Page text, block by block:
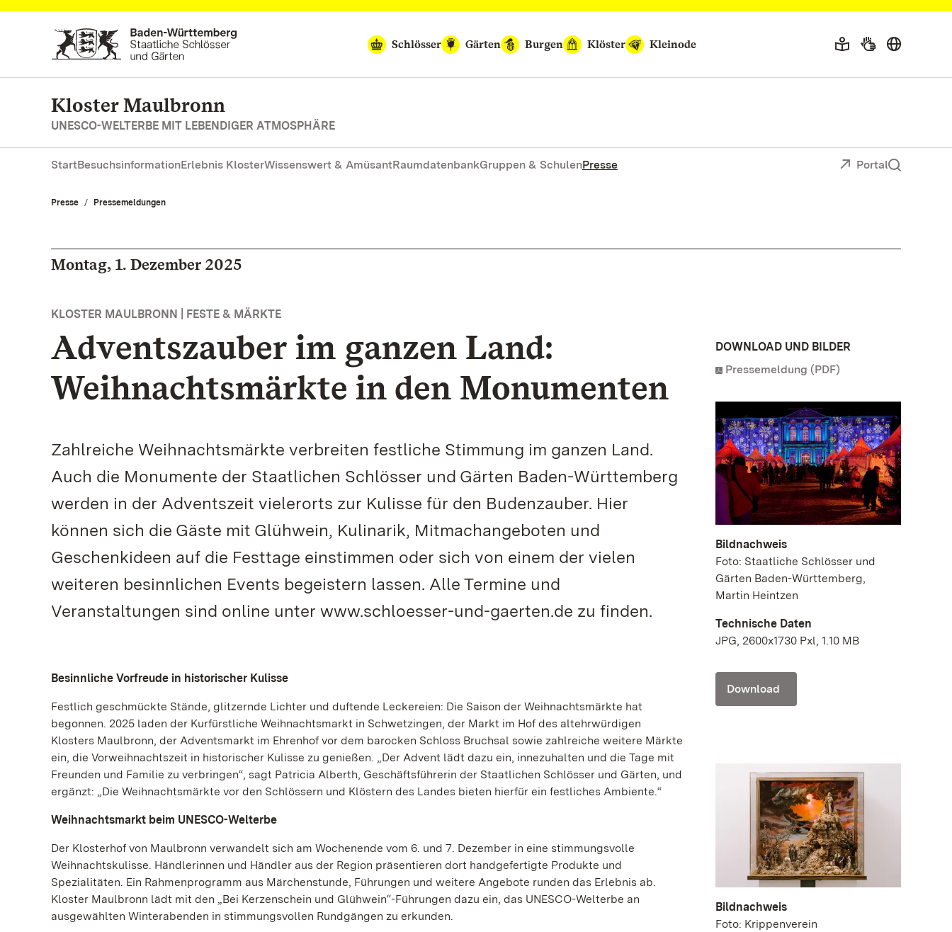
Zum Hauptinhalt springen
Schlösser
Gärten Burgen Klöster Kleinode
Kloster Maulbronn
UNESCO-WELTERBE MIT LEBENDIGER ATMOSPHÄRE
StartBesuchsinformationErlebnis KlosterWissenswert & AmüsantRaumdatenbankGruppen & SchulenPresse Portal
Presse Pressemeldungen
Montag, 1. Dezember 2025
KLOSTER MAULBRONN | FESTE & MÄRKTE
Adventszauber im ganzen Land:
Weihnachtsmärkte in den Monumenten
Zahlreiche Weihnachtsmärkte verbreiten festliche Stimmung im ganzen Land.
Auch die Monumente der Staatlichen Schlösser und Gärten Baden-Württemberg
werden in der Adventszeit vielerorts zur Kulisse für den Budenzauber. Hier
können sich die Gäste mit Glühwein, Kulinarik, Mitmachangeboten und
Geschenkideen auf die Festtage einstimmen oder sich von einem der vielen
weiteren besinnlichen Events begeistern lassen. Alle Termine und
Veranstaltungen sind online unter www.schloesser-und-gaerten.de zu finden.
Besinnliche Vorfreude in historischer Kulisse
Festlich geschmückte Stände, glitzernde Lichter und duftende Leckereien: Die Saison der Weihnachtsmärkte hat
begonnen. 2025 laden der Kurfürstliche Weihnachtsmarkt in Schwetzingen, der Markt im Hof des altehrwürdigen
Klosters Maulbronn, der Adventsmarkt im Ehrenhof vor dem barocken Schloss Bruchsal sowie zahlreiche weitere Märkte
ein, die Vorweihnachtszeit in historischer Kulisse zu genießen. „Der Advent lädt dazu ein, innezuhalten und die Tage mit
Freunden und Familie zu verbringen“, sagt Patricia Alberth, Geschäftsführerin der Staatlichen Schlösser und Gärten, und
ergänzt: „Die Weihnachtsmärkte vor den Schlössern und Klöstern des Landes bieten hierfür ein festliches Ambiente.“
Weihnachtsmarkt beim UNESCO-Welterbe
Der Klosterhof von Maulbronn verwandelt sich am Wochenende vom 6. und 7. Dezember in eine stimmungsvolle
Weihnachtskulisse. Händlerinnen und Händler aus der Region präsentieren dort handgefertigte Produkte und
Spezialitäten. Ein Rahmenprogramm aus Märchenstunde, Führungen und weitere Angebote runden das Erlebnis ab.
Kloster Maulbronn lädt mit den „Bei Kerzenschein und Glühwein“-Führungen dazu ein, das UNESCO-Welterbe an
ausgewählten Winterabenden in stimmungsvollen Rundgängen zu erkunden.
DOWNLOAD UND BILDER
Pressemeldung (PDF)
Bildnachweis
Foto: Staatliche Schlösser und
Gärten Baden-Württemberg,
Martin Heintzen
Technische Daten
JPG, 2600x1730 Pxl, 1.10 MB
Download
Bildnachweis
Foto: Krippenverein